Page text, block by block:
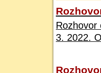
Rozhovor
3. 2022.